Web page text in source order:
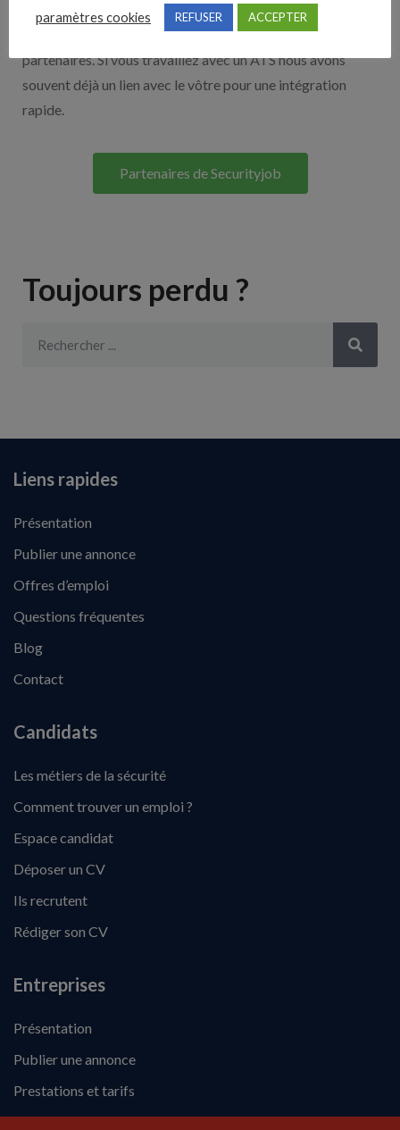
Découvrez nos partenaires ! Moteurs de recherches,
multidiffuseurs, sites payant… nombreux sont nos
partenaires. Si vous travaillez avec un ATS nous avons
souvent déjà un lien avec le vôtre pour une intégration
rapide.
Partenaires de Securityjob
Toujours perdu ?
Liens rapides
Présentation
Publier une annonce
Offres d’emploi
Questions fréquentes
Blog
Contact
Candidats
Les métiers de la sécurité
Comment trouver un emploi ?
Espace candidat
Déposer un CV
Ils recrutent
Rédiger son CV
Entreprises
Présentation
Publier une annonce
Prestations et tarifs
paramètres cookies REFUSER ACCEPTER